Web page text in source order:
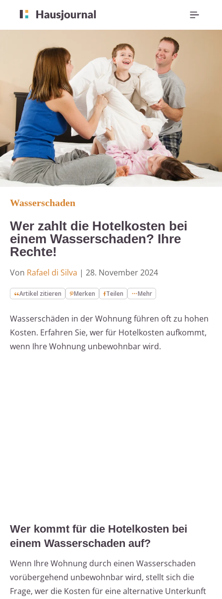
Wasserschaden
Wer zahlt die Hotelkosten bei
einem Wasserschaden? Ihre
Rechte!
Von Rafael di Silva | 28. November 2024
Artikel zitieren Merken Teilen Mehr
Wasserschäden in der Wohnung führen oft zu hohen
Kosten. Erfahren Sie, wer für Hotelkosten aufkommt,
wenn Ihre Wohnung unbewohnbar wird.
Wer kommt für die Hotelkosten bei
einem Wasserschaden auf?
Wenn Ihre Wohnung durch einen Wasserschaden
vorübergehend unbewohnbar wird, stellt sich die
Frage, wer die Kosten für eine alternative Unterkunft